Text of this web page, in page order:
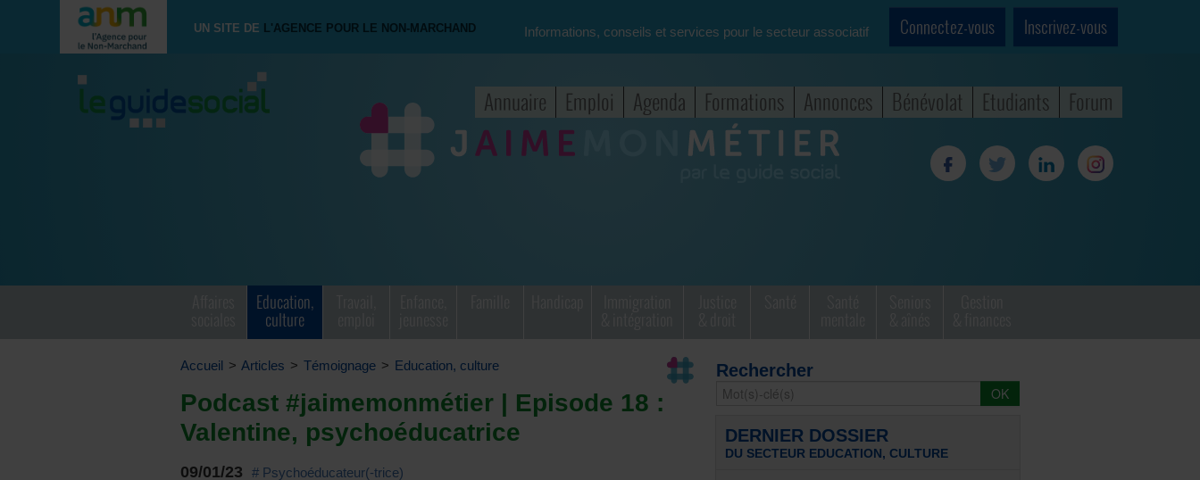
UN SITE DE L'AGENCE POUR LE NON-MARCHAND Informations, conseils et services pour le secteur associatif Connectez-vous Inscrivez-vous
Annuaire Emploi Agenda Formations Annonces Bénévolat Etudiants Forum
Education,
culture
Accueil > Articles > Témoignage > Education, culture
Podcast #jaimemonmétier | Episode 18 :
Valentine, psychoéducatrice
09/01/23 # Psychoéducateur(-trice)
Rechercher
DERNIER DOSSIER
DU SECTEUR EDUCATION, CULTURE